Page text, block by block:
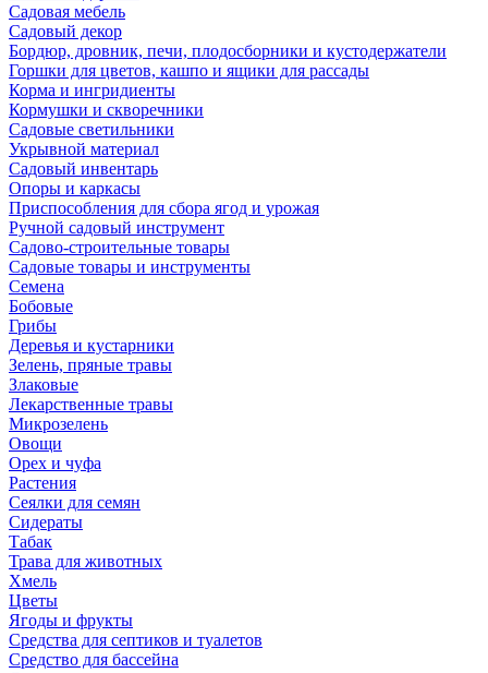
Садовая мебель
Садовый декор
Бордюр, дровник, печи, плодосборники и кустодержатели
Горшки для цветов, кашпо и ящики для рассады
Корма и ингридиенты
Кормушки и скворечники
Садовые светильники
Укрывной материал
Садовый инвентарь
Опоры и каркасы
Приспособления для сбора ягод и урожая
Ручной садовый инструмент
Садово-строительные товары
Садовые товары и инструменты
Семена
Бобовые
Грибы
Деревья и кустарники
Зелень, пряные травы
Злаковые
Лекарственные травы
Микрозелень
Овощи
Орех и чуфа
Растения
Сеялки для семян
Сидераты
Табак
Трава для животных
Хмель
Цветы
Ягоды и фрукты
Средства для септиков и туалетов
Средство для бассейна